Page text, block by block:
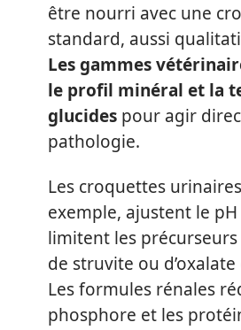
être nourri avec une
standard, aussi
Les gammes
le profil minéral et la
glucides pour agir
pathologie.
Les croquettes
exemple, ajustent le
limitent les
de struvite ou
Les formules rénales
phosphore et les